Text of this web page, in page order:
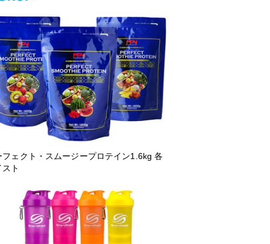
フェクト・スムージープロテイン1.6kg 各
ト